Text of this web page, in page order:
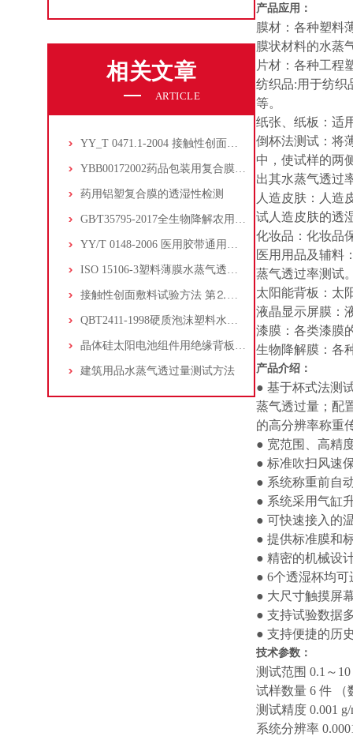
相关文章
ARTICLE
YY_T 0471.1-2004 接触性创面敷料试验方法 第1部分_液体吸收性
YBB00172002药品包装用复合膜、袋的阻隔性能
药用铝塑复合膜的透湿性检测
GB∕T35795-2017全生物降解农用地面覆盖薄膜的水蒸气透过率测试
YY/T 0148-2006 医用胶带通用要求附录C水蒸气透过性试验方法
ISO 15106-3塑料薄膜水蒸气透过率测定第三部分电解检测传感器方法
接触性创面敷料试验方法 第⒉部分:透气膜敷料水蒸气透过率
QBT2411-1998硬质泡沫塑料水蒸气透过性能的测定
晶体硅太阳电池组件用绝缘背板水蒸气透过率电解传感器法
建筑用品水蒸气透过量测试方法
产品应用：
膜材：各种塑料
膜状材料的水蒸
片材：各种工程
纺织品:用于纺织
等。
纸张、纸板：适
倒杯法测试：将
中，使试样的两
出其水蒸气透过
人造皮肤：人造
试人造皮肤的透
化妆品：化妆品
医用用品及辅料
蒸气透过率测试
太阳能背板：太
液晶显示屏膜：
漆膜：各类漆膜
生物降解膜：各
产品介绍：
● 基于杯式法测
蒸气透过量；配
的高分辨率称重
● 宽范围、高精
● 标准吹扫风速
● 系统称重前自
● 系统采用气缸
● 可快速接入的
● 提供标准膜和
● 精密的机械设
● 6个透湿杯均
● 大尺寸触摸屏
● 支持试验数据
● 支持便捷的历
技术参数：
测试范围 0.1～10
试样数量 6 件 （
测试精度 0.001 g/
系统分辨率